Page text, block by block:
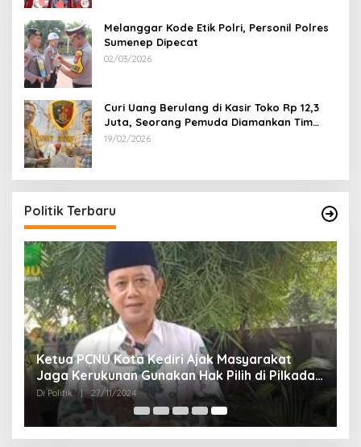
Melanggar Kode Etik Polri, Personil Polres
Sumenep Dipecat
02/03/2026
Curi Uang Berulang di Kasir Toko Rp 12,3
Juta, Seorang Pemuda Diamankan Tim
Reskrim Polsek Lenteng Sumenep
19/02/2026
Politik Terbaru
Ketua PCNU Kota Kediri Ajak Masyarakat
Jaga Kerukunan Gunakan Hak Pilih di Pilkada
2024
Di Politik | 27/11/2024